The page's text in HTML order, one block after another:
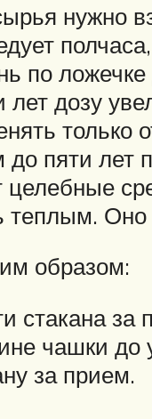
нужно
по
лет дозу
только
пяти лет
теплым.
образом:
стакана
чашки
за прием.